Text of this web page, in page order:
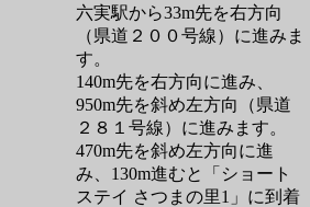
六実駅から33m先を右方向
（県道２００号線）に進みま
す。
140m先を右方向に進み、
950m先を斜め左方向（県道
２８１号線）に進みます。
470m先を斜め左方向に進
み、130m進むと「ショート
ステイ さつまの里1」に到着